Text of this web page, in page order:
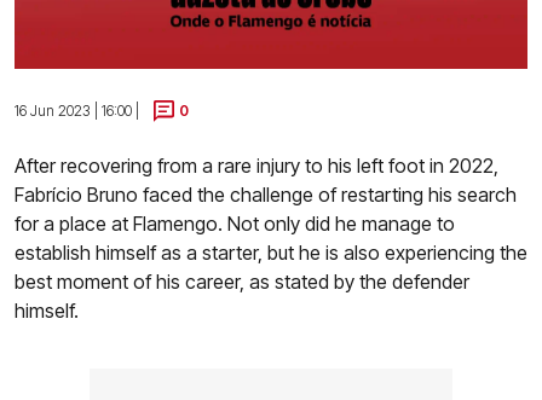
16 Jun 2023 | 16:00 | 0
After recovering from a rare injury to his left foot in 2022,
Fabrício Bruno faced the challenge of restarting his search
for a place at Flamengo. Not only did he manage to
establish himself as a starter, but he is also experiencing the
best moment of his career, as stated by the defender
himself.